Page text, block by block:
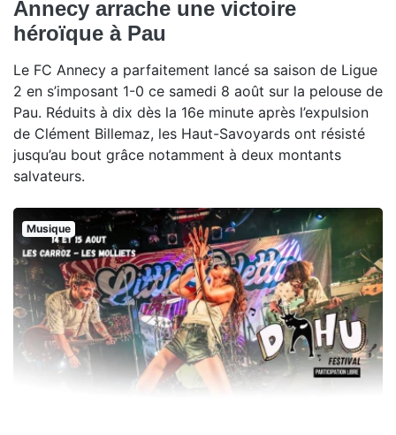
Annecy arrache une victoire
héroïque à Pau
Le FC Annecy a parfaitement lancé sa saison de Ligue
2 en s’imposant 1-0 ce samedi 8 août sur la pelouse de
Pau. Réduits à dix dès la 16e minute après l’expulsion
de Clément Billemaz, les Haut-Savoyards ont résisté
jusqu’au bout grâce notamment à deux montants
salvateurs.
Musique